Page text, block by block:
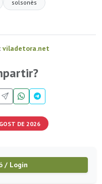
solsonès
viladetora.net
DE 2026
/ Login